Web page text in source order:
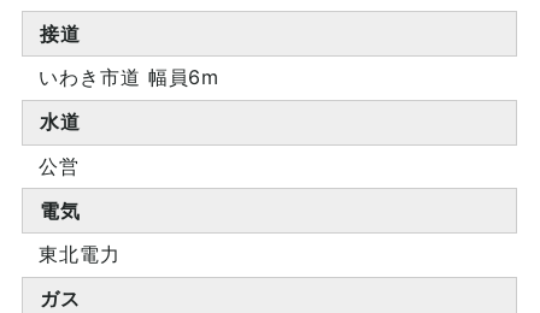
接道
いわき市道 幅員6m
水道
公営
電気
東北電力
ガス